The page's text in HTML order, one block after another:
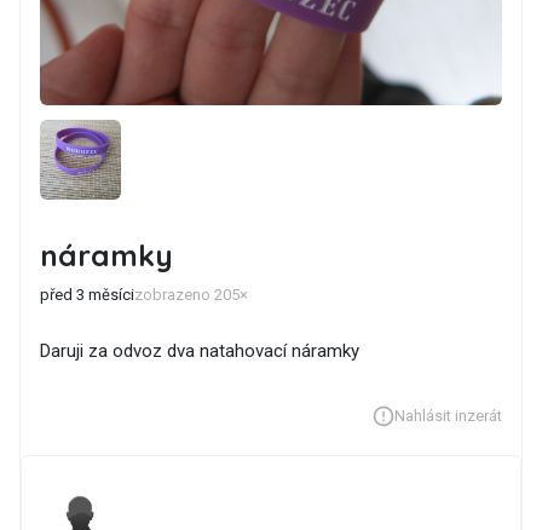
náramky
před 3 měsícizobrazeno 205×
Daruji za odvoz dva natahovací náramky
Nahlásit inzerát